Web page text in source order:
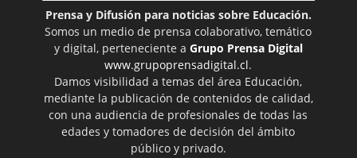
Prensa y Difusión para noticias sobre Educación.
Somos un medio de prensa colaborativo, temático
y digital, perteneciente a Grupo Prensa Digital
www.grupoprensadigital.cl.
Damos visibilidad a temas del área Educación,
mediante la publicación de contenidos de calidad,
con una audiencia de profesionales de todas las
edades y tomadores de decisión del ámbito
público y privado.